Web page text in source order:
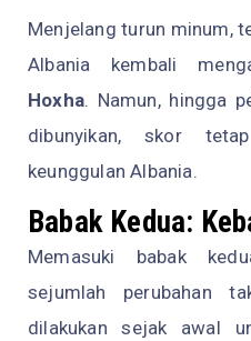
Menjelang turun minum,
Albania kembali
Hoxha. Namun, hingga
dibunyikan, skor
keunggulan Albania.
Babak Kedua:
Memasuki babak
sejumlah perubahan
dilakukan sejak awal